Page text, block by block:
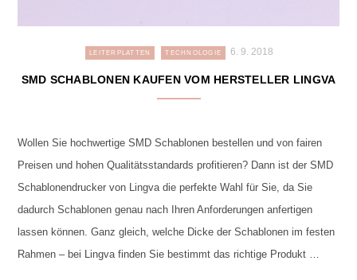
LEITERPLATTEN TECHNOLOGIE 6. 9. 2018
SMD SCHABLONEN KAUFEN VOM HERSTELLER LINGVA
Wollen Sie hochwertige SMD Schablonen bestellen und von fairen
Preisen und hohen Qualitätsstandards profitieren? Dann ist der SMD
Schablonendrucker von Lingva die perfekte Wahl für Sie, da Sie
dadurch Schablonen genau nach Ihren Anforderungen anfertigen
lassen können. Ganz gleich, welche Dicke der Schablonen im festen
Rahmen – bei Lingva finden Sie bestimmt das richtige Produkt …